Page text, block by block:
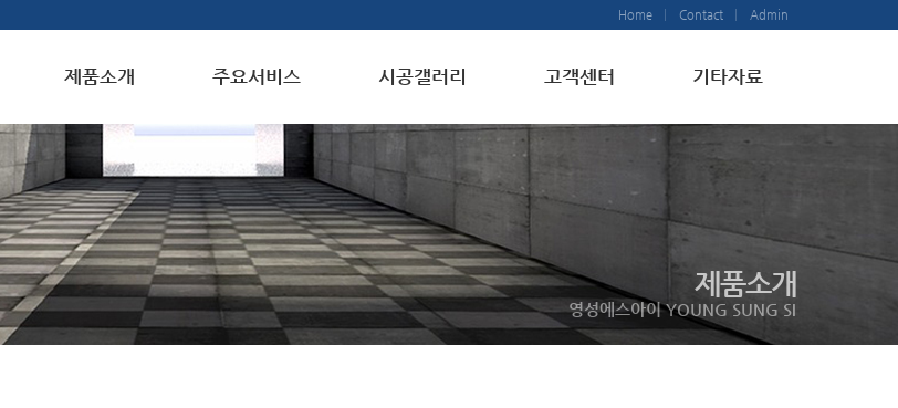
Home Contact Admin
제품소개 주요서비스 시공갤러리 고객센터 기타자료
제품소개
영성에스아이 YOUNG SUNG SI